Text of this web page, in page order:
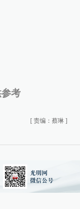
考
[ 责编：蔡琳 ]